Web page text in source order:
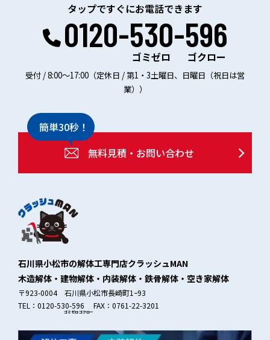
タップですぐにお電話できます
0120-530-596
ゴミゼロ ゴクロー
受付 / 8:00～17:00（定休日 / 第1・3土曜日、日曜日（祝日は営
業））
簡単30秒！
無料見積・お問い合わせ
石川県小松市の解体工専門店クラッシュMAN
木造解体・建物解体・内装解体・鉄骨解体・空き家解体
〒923-0004 石川県小松市長崎町1ｰ93
TEL：0120-530-596 FAX：0761-22-3201
ゴミゼロゴクロー